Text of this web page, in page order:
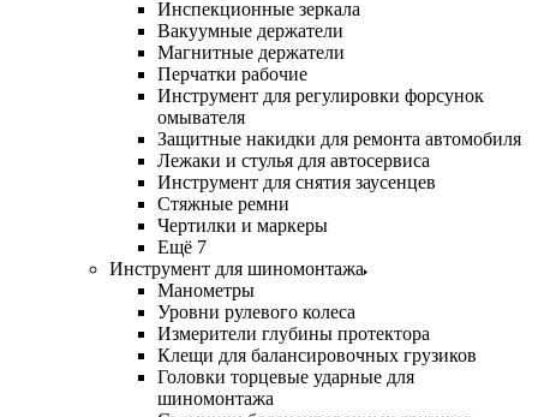
Инспекционные зеркала
Вакуумные держатели
Магнитные держатели
Перчатки рабочие
Инструмент для регулировки форсунок
омывателя
Защитные накидки для ремонта автомобиля
Лежаки и стулья для автосервиса
Инструмент для снятия заусенцев
Стяжные ремни
Чертилки и маркеры
Ещё 7
Инструмент для шиномонтажа
Манометры
Уровни рулевого колеса
Измерители глубины протектора
Клещи для балансировочных грузиков
Головки торцевые ударные для
шиномонтажа